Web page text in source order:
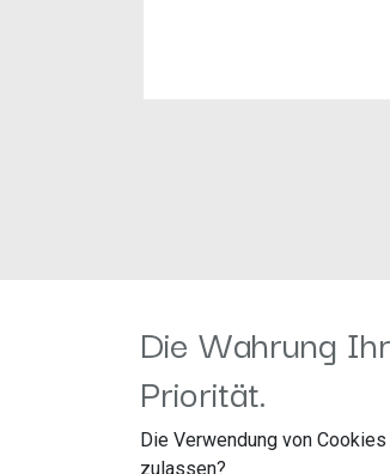
Die Wahrung
Priorität.
Die Verwendung von
zulassen?